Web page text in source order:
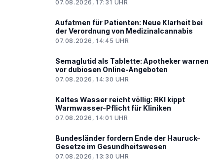
07.08.2026, 17:31 UHR
Aufatmen für Patienten: Neue Klarheit bei
der Verordnung von Medizinalcannabis
07.08.2026, 14:45 UHR
Semaglutid als Tablette: Apotheker warnen
vor dubiosen Online-Angeboten
07.08.2026, 14:30 UHR
Kaltes Wasser reicht völlig: RKI kippt
Warmwasser-Pflicht für Kliniken
07.08.2026, 14:01 UHR
Bundesländer fordern Ende der Hauruck-
Gesetze im Gesundheitswesen
07.08.2026, 13:30 UHR